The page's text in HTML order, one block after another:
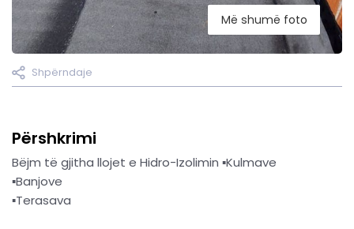
Më shumë foto
Shpërndaje
Përshkrimi
Bëjm të gjitha llojet e Hidro-Izolimin ▪Kulmave
▪Banjove
▪Terasava